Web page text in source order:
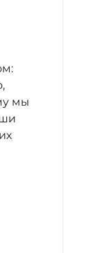
мы